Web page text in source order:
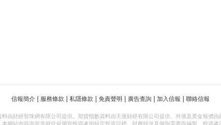
信報簡介 服務條款 私隱條款 免責聲明 廣告查詢 加入信報 聯絡信報
料由財經智珠網有限公司提供。期貨指數資料由天滙財經有限公司提供。外滙及黃金報價由
網站內容亦並非就任何個別投資者的特定投資目標、財務狀況及個別需要而編製。投資